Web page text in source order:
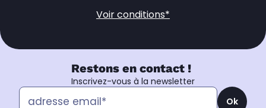
Voir conditions*
Restons en contact !
Inscrivez-vous à la newsletter
Ok